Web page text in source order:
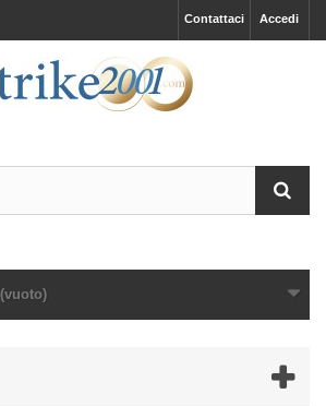
Accedi
Contattaci
(vuoto)